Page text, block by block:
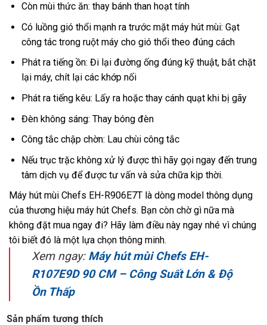
Còn mùi thức ăn: thay bánh than hoạt tính
Có luồng gió thổi mạnh ra trước mặt máy hút mùi: Gạt
công tác trong ruột máy cho gió thổi theo đúng cách
Phát ra tiếng ồn: Đi lại đường ống đúng kỹ thuật, bắt chặt
lại máy, chít lại các khớp nối
Phát ra tiếng kêu: Lấy ra hoặc thay cánh quạt khi bị gãy
Đèn không sáng: Thay bóng đèn
Công tắc chập chờn: Lau chùi công tắc
Nếu trục trặc không xử lý được thì hãy gọi ngay đến trung
tâm dịch vụ để được tư vấn và sửa chữa kịp thời.
Máy hút mùi Chefs EH-R906E7T là dòng model thông dụng
của thương hiệu máy hút Chefs. Bạn còn chờ gì nữa mà
không đặt mua ngay đi? Hãy làm điều này ngay nhé vì chúng
tôi biết đó là một lựa chọn thông minh.
Xem ngay: Máy hút mùi Chefs EH-
R107E9D 90 CM – Công Suất Lớn & Độ
Ồn Thấp
Sản phẩm tương thích